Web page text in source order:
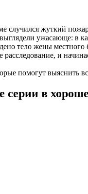
случился жуткий
ужасающе: в
тело жены
расследование, и
помогут выяснить
серии в